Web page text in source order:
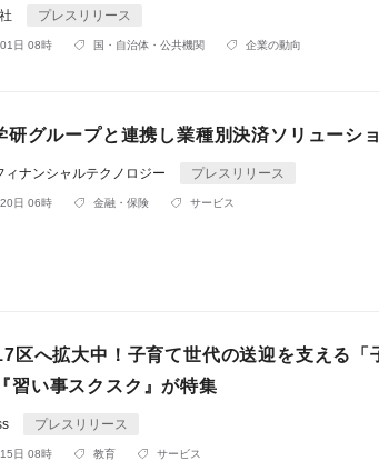
プレスリリース
日 08時 国・自治体・公共機関 企業の動向
研グループと連携し業種別決済ソリューシ
ィナンシャルテクノロジー プレスリリース
日 06時 金融・保険 サービス
区へ拡大中！子育て世代の送迎を支える
習い事スクスク』が特集
プレスリリース
日 08時 教育 サービス